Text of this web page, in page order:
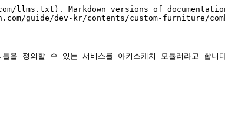
Markdown versions of
guide/dev-kr/contents/custom-furniture/
을 정의할 수 있는 서비스를 아키스케치 모듈러라고 합니